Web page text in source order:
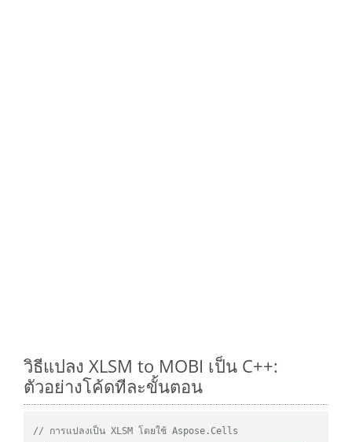
วิธีแปลง XLSM to MOBI เป็น C++:
ตัวอย่างโค้ดทีละขั้นตอน
// การแปลงเป็น XLSM โดยใช้ Aspose.Cells